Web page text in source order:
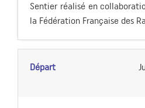
Sentier réalisé en
la Fédération Française des
Départ